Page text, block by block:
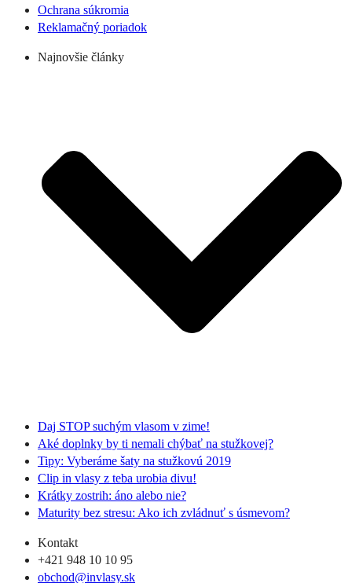
Ochrana súkromia
Reklamačný poriadok
Najnovšie články
Daj STOP suchým vlasom v zime!
Aké doplnky by ti nemali chýbať na stužkovej?
Tipy: Vyberáme šaty na stužkovú 2019
Clip in vlasy z teba urobia divu!
Krátky zostrih: áno alebo nie?
Maturity bez stresu: Ako ich zvládnuť s úsmevom?
Kontakt
+421 948 10 10 95
obchod@invlasy.sk